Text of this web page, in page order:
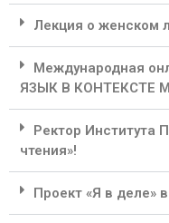
Лекция о женском
Международная
ЯЗЫК В КОНТЕКСТЕ
Ректор Института
чтения»!
Проект «Я в деле»